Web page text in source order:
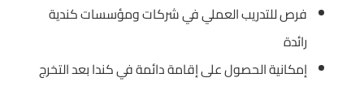
فرص للتدريب العملي في شركات ومؤسسات كندية
رائدة
إمكانية الحصول على إقامة دائمة في كندا بعد التخرج